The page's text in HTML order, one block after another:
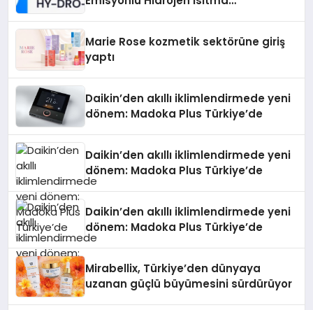
Marie Rose kozmetik sektörüne giriş
yaptı
Daikin’den akıllı iklimlendirmede yeni
dönem: Madoka Plus Türkiye’de
Daikin’den akıllı iklimlendirmede yeni
dönem: Madoka Plus Türkiye’de
Daikin’den akıllı iklimlendirmede yeni
dönem: Madoka Plus Türkiye’de
Mirabellix, Türkiye’den dünyaya
uzanan güçlü büyümesini sürdürüyor